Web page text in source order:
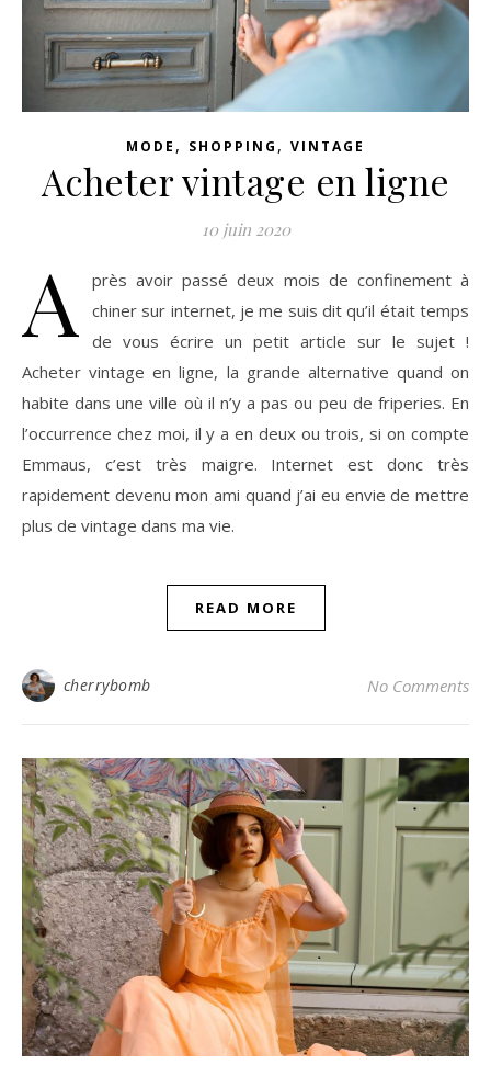
MODE , SHOPPING , VINTAGE
Acheter vintage en ligne
10 juin 2020
A
près avoir passé deux mois de confinement à
chiner sur internet, je me suis dit qu’il était temps
de vous écrire un petit article sur le sujet !
Acheter vintage en ligne, la grande alternative quand on
habite dans une ville où il n’y a pas ou peu de friperies. En
l’occurrence chez moi, il y a en deux ou trois, si on compte
Emmaus, c’est très maigre. Internet est donc très
rapidement devenu mon ami quand j’ai eu envie de mettre
plus de vintage dans ma vie.
READ MORE
cherrybomb No Comments